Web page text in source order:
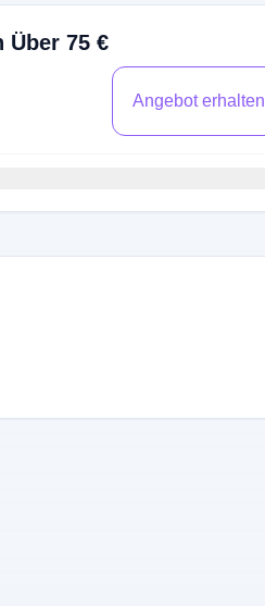
Über 75 €
Angebot erhalten